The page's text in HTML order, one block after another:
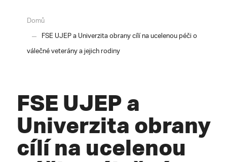
Domů
FSE UJEP a Univerzita obrany cílí na ucelenou péči o
válečné veterány a jejich rodiny
FSE UJEP a
Univerzita obrany
cílí na ucelenou